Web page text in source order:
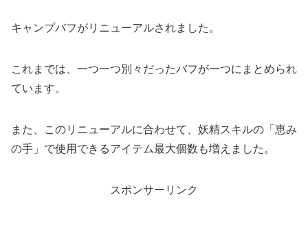
キャンプバフがリニューアルされました。
これまでは、一つ一つ別々だったバフが一つにまとめられ
ています。
また、このリニューアルに合わせて、妖精スキルの「恵み
の手」で使用できるアイテム最大個数も増えました。
スポンサーリンク